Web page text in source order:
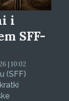
i
SFF-
| 10:02
(SFF)